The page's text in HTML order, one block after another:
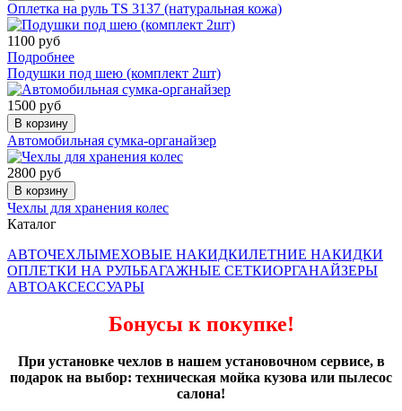
Оплетка на руль TS 3137 (натуральная кожа)
1100 руб
Подробнее
Подушки под шею (комплект 2шт)
1500 руб
В корзину
Автомобильная сумка-органайзер
2800 руб
В корзину
Чехлы для хранения колес
Каталог
АВТОЧЕХЛЫМЕХОВЫЕ НАКИДКИЛЕТНИЕ НАКИДКИ
ОПЛЕТКИ НА РУЛЬБАГАЖНЫЕ СЕТКИОРГАНАЙЗЕРЫ
АВТОАКСЕССУАРЫ
Бонусы к покупке!
При установке чехлов в нашем установочном сервисе, в
подарок на выбор: техническая мойка кузова или пылесос
салона!